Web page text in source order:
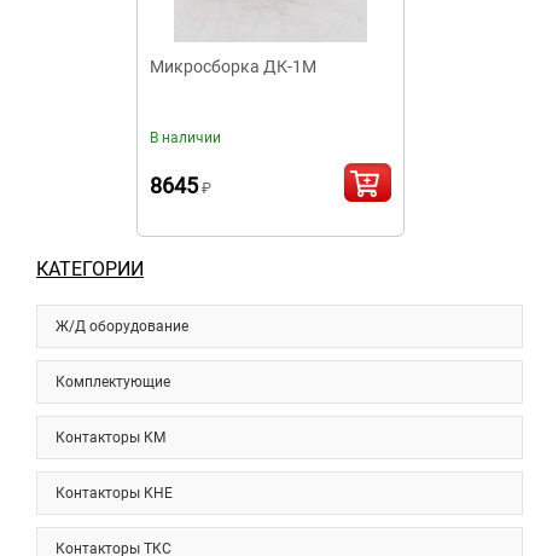
КАТЕГОРИИ
Ж/Д оборудование
Комплектующие
Контакторы КМ
Контакторы КНЕ
Контакторы ТКС
Микросборка ДК-1М
В наличии
8645 ₽